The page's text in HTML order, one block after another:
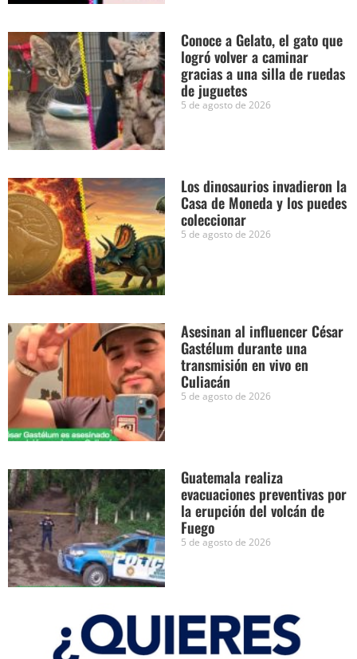
Conoce a Gelato, el gato que
logró volver a caminar
gracias a una silla de ruedas
de juguetes
5 de agosto de 2026
Los dinosaurios invadieron la
Casa de Moneda y los puedes
coleccionar
5 de agosto de 2026
Asesinan al influencer César
Gastélum durante una
transmisión en vivo en
Culiacán
5 de agosto de 2026
Guatemala realiza
evacuaciones preventivas por
la erupción del volcán de
Fuego
5 de agosto de 2026